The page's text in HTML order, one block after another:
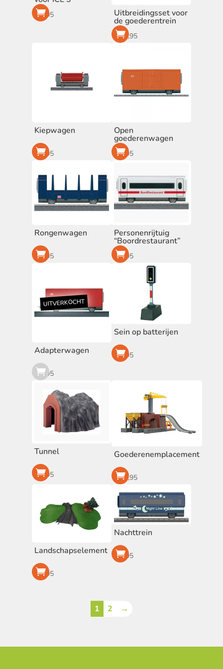
Op voorraad
€8,95 Uitbreidingsset voor
de goederentrein
€16,95
Kiepwagen
€6,95
Open
goederenwagen
€6,95
Rongenwagen
€6,95
Personenrijtuig
“Boordrestaurant”
€7,95
Adapterwagen
€6,95
Sein op batterijen
€9,95
Tunnel
€9,95
Goederenemplacement
€29,95
Landschapselement
€5,95
Nachttrein
€7,95
1 2 →